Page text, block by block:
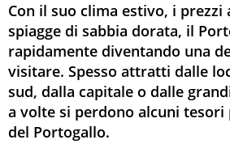
Con il suo clima estivo, i prezzi
spiagge di sabbia dorata, il
rapidamente diventando una
visitare. Spesso attratti dalle
sud, dalla capitale o dalle
a volte si perdono alcuni tesori
del Portogallo.